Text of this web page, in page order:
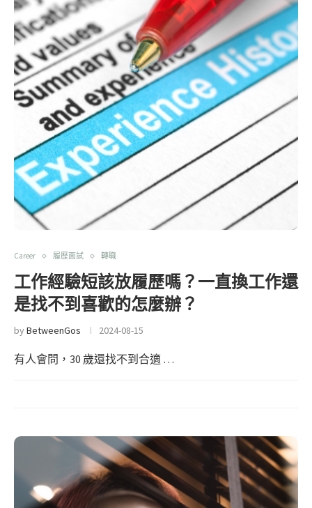
Career 履歷面試 轉職
工作經驗短該放履歷嗎？一直換工作還
是找不到喜歡的怎麼辦？
byBetweenGos 2024-08-15
有人會問，30 歲還找不到合適 …